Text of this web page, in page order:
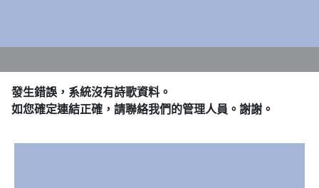
發生錯誤，系統沒有詩歌資料。
如您確定連結正確，請聯絡我們的管理人員。謝謝。